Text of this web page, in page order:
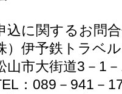
込に関するお問
）伊予鉄トラベ
市大街道3－1－
089－941－